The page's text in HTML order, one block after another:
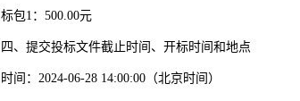
标包1：500.00元
四、提交投标文件截止时间、开标时间和地点
时间：2024-06-28 14:00:00（北京时间）